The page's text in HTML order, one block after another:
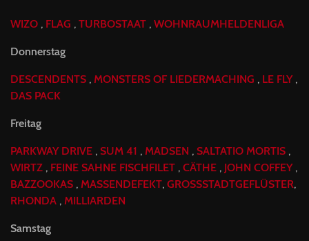
WIZO , FLAG , TURBOSTAAT , WOHNRAUMHELDENLIGA
Donnerstag
DESCENDENTS , MONSTERS OF LIEDERMACHING , LE FLY,
DAS PACK
Freitag
PARKWAY DRIVE , SUM 41 , MADSEN , SALTATIO MORTIS ,
WIRTZ , FEINE SAHNE FISCHFILET , CÄTHE , JOHN COFFEY,
BAZZOOKAS , MASSENDEFEKT, GROSSSTADTGEFLÜSTER,
RHONDA , MILLIARDEN
Samstag